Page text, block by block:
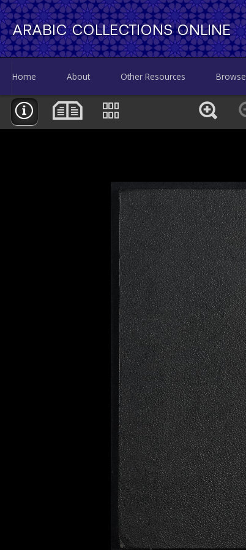
ARABIC COLLECTIONS ONLINE
Home About Other Resources Browse